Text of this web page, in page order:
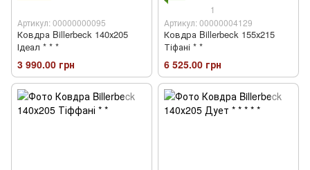
Артикул: 00000000095
Ковдра Billerbeck 140х205
Ідеал * * *
3 990.00 грн
1
Артикул: 00000004129
Ковдра Billerbeck 155х215
Тіфані * *
6 525.00 грн